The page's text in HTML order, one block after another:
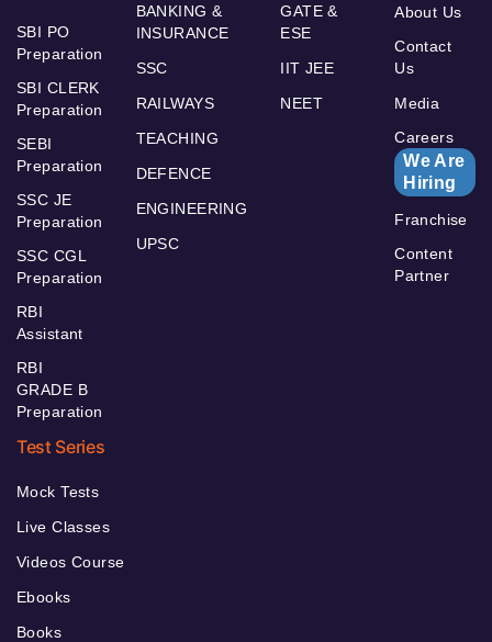
SBI PO
Preparation
SBI CLERK
Preparation
SEBI
Preparation
SSC JE
Preparation
SSC CGL
Preparation
RBI
Assistant
RBI
GRADE B
Preparation
BANKING &
INSURANCE
SSC
RAILWAYS
TEACHING
DEFENCE
ENGINEERING
UPSC
GATE &
ESE
IIT JEE
NEET
About Us
Contact
Us
Media
Careers
We Are
Hiring
Franchise
Content
Partner
Test Series
Mock Tests
Live Classes
Videos Course
Ebooks
Books